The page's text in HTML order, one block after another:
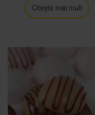
Citește mai mult